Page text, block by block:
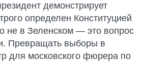
демонстрирует
определен Конституцией
не в Зеленском — это вопрос
Превращать выборы в
для московского фюрера по